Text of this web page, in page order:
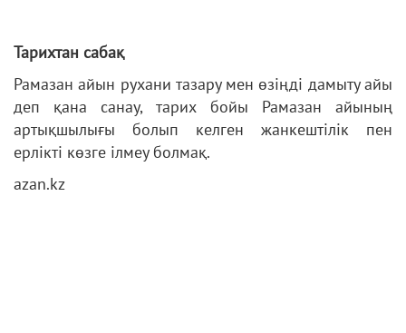
Тарихтан сабақ
Рамазан айын рухани тазару мен өзіңді дамыту айы
деп қана санау, тарих бойы Рамазан айының
артықшылығы болып келген жанкештілік пен
ерлікті көзге ілмеу болмақ.
azan.kz